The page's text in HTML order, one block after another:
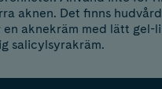
aknen. Det finns
aknekräm med lätt gel-
salicylsyrakräm.